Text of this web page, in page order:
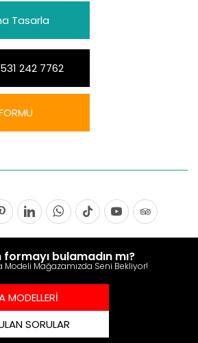
Tasarla
242 7762
formayı bulamadın mı?
Modeli Mağazamızda Seni Bekliyor!
MODELLERİ
SORULAR